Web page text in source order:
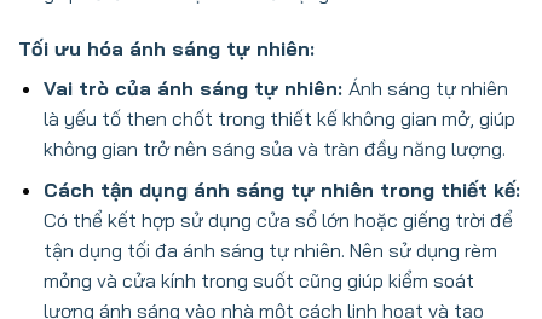
Tối ưu hóa ánh sáng tự nhiên:
Vai trò của ánh sáng tự nhiên: Ánh sáng tự nhiên
là yếu tố then chốt trong thiết kế không gian mở, giúp
không gian trở nên sáng sủa và tràn đầy năng lượng.
Cách tận dụng ánh sáng tự nhiên trong thiết kế:
Có thể kết hợp sử dụng cửa sổ lớn hoặc giếng trời để
tận dụng tối đa ánh sáng tự nhiên. Nên sử dụng rèm
mỏng và cửa kính trong suốt cũng giúp kiểm soát
lượng ánh sáng vào nhà một cách linh hoạt và tạo